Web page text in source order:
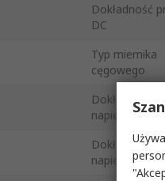
Dokładność
DC
Typ miernika
cęgowego
Dokładność
napięciowa
Dokładność
napięciowa